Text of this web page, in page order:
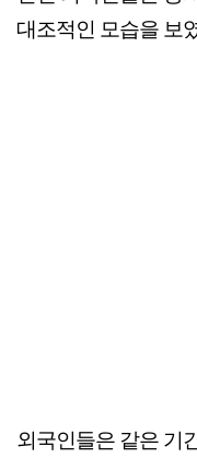
대조적인 모습을 보
외국인들은 같은 기